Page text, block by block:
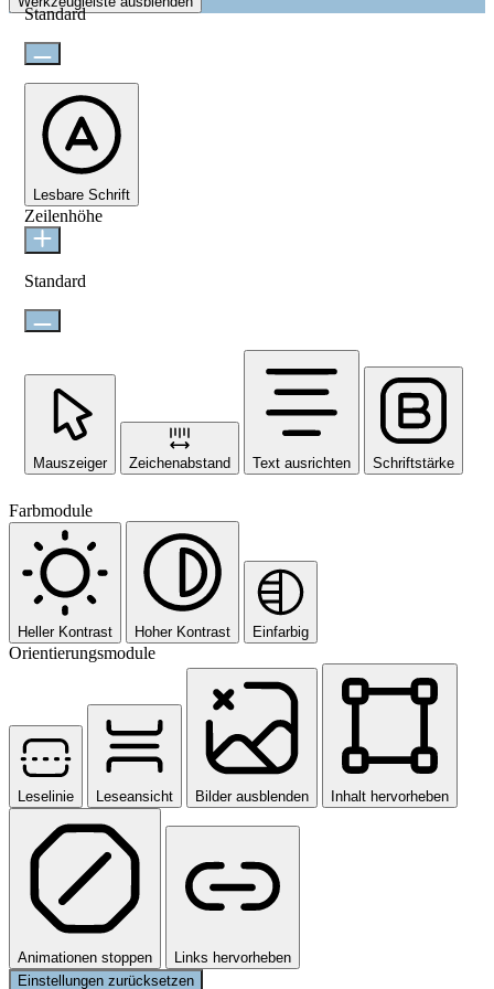
Standard
Lesbare Schrift
Zeilenhöhe
Standard
Mauszeiger Zeichenabstand Text ausrichten Schriftstärke
Farbmodule
Heller Kontrast Hoher Kontrast Einfarbig
Orientierungsmodule
Leselinie Leseansicht Bilder ausblenden Inhalt hervorheben
Animationen stoppen
Links hervorheben
Einstellungen zurücksetzen